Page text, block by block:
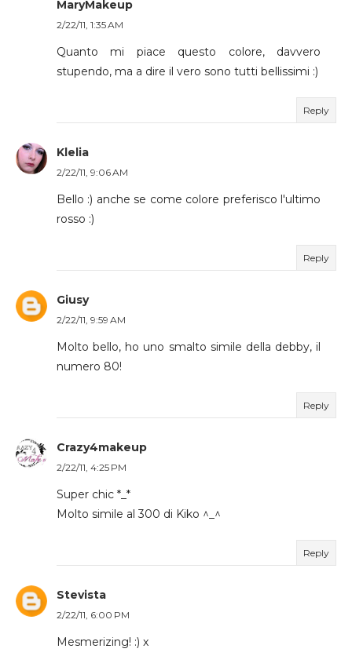
MaryMakeup
2/22/11, 1:35 AM
Quanto mi piace questo colore, davvero
stupendo, ma a dire il vero sono tutti bellissimi :)
Reply
Klelia
2/22/11, 9:06 AM
Bello :) anche se come colore preferisco l'ultimo
rosso :)
Reply
Giusy
2/22/11, 9:59 AM
Molto bello, ho uno smalto simile della debby, il
numero 80!
Reply
Crazy4makeup
2/22/11, 4:25 PM
Super chic *_*
Molto simile al 300 di Kiko ^_^
Reply
Stevista
2/22/11, 6:00 PM
Mesmerizing! :) x